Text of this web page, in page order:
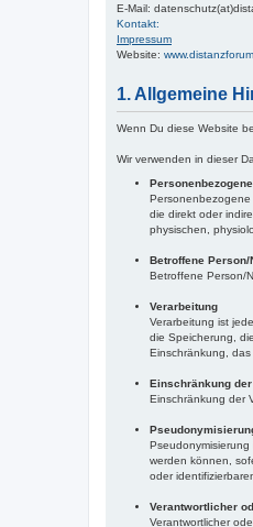
E-Mail:
Kontakt:
Impressum
Website:
1. Allgemeine
Wenn Du diese Website
Wir verwenden in dieser
die direkt oder
physischen,
Betroffene Person/
Betroffene Person/
Verarbeitung
Verarbeitung ist
die Speicherung,
Einschränkung,
Einschränkung
Einschränkung der
werden können,
oder
Verantwortlicher
Verantwortlicher